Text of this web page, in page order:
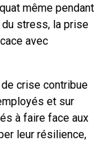
même pendant
stress, la prise
avec
crise contribue
et sur
à faire face aux
leur résilience,